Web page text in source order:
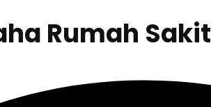
Rumah Sakit